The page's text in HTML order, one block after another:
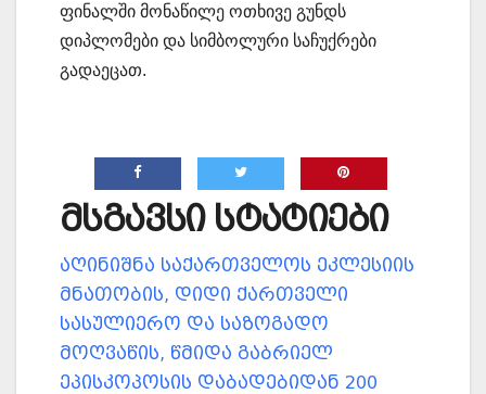
ფინალში მონაწილე ოთხივე გუნდს
დიპლომები და სიმბოლური საჩუქრები
გადაეცათ.
მსგავსი სტატიები
აღინიშნა საქართველოს ეკლესიის
მნათობის, დიდი ქართველი
სასულიერო და საზოგადო
მოღვაწის, წმიდა გაბრიელ
ეპისკოპოსის დაბადებიდან 200